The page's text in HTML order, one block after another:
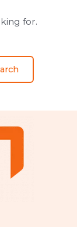
for.